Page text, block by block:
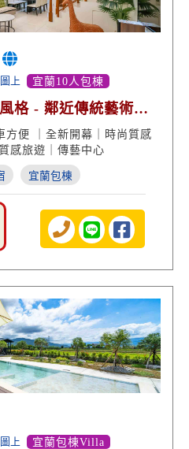
上 宜蘭10人包棟
格 - 鄰近傳統藝術中
方便 ｜全新開幕｜時尚質感
感旅遊｜傳藝中心
宜蘭包棟
上 宜蘭包棟Villa